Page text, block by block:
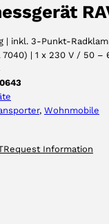
| inkl. 3-Punkt-
7040) | 1 x 230 V / 50 –
, Wohnmobile
Request Information